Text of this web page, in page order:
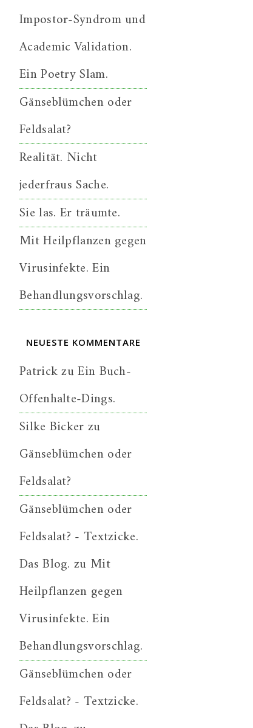
Impostor-Syndrom und
Academic Validation.
Ein Poetry Slam.
Gänseblümchen oder
Feldsalat?
Realität. Nicht
jederfraus Sache.
Sie las. Er träumte.
Mit Heilpflanzen gegen
Virusinfekte. Ein
Behandlungsvorschlag.
NEUESTE KOMMENTARE
PatrickzuEin Buch-
Offenhalte-Dings.
Silke Bickerzu
Gänseblümchen oder
Feldsalat?
Gänseblümchen oder
Feldsalat? - Textzicke.
Das Blog. zu Mit
Heilpflanzen gegen
Virusinfekte. Ein
Behandlungsvorschlag.
Gänseblümchen oder
Feldsalat? - Textzicke.